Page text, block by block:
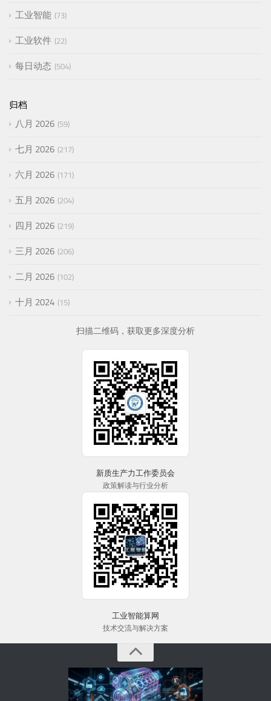
工业智能 73
工业软件 22
每日动态 504
归档
八月 2026 59
七月 2026 217
六月 2026 171
五月 2026 204
四月 2026 219
三月 2026 206
二月 2026 102
十月 2024 15
扫描二维码，获取更多深度分析
新质生产力工作委员会
政策解读与行业分析
工业智能算网
技术交流与解决方案